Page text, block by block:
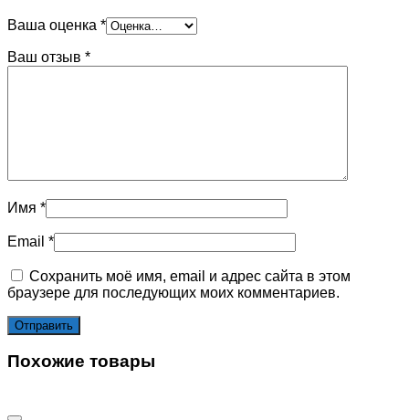
Ваша оценка *
Ваш отзыв *
Имя *
Email *
Сохранить моё имя, email и адрес сайта в этом
браузере для последующих моих комментариев.
Похожие товары